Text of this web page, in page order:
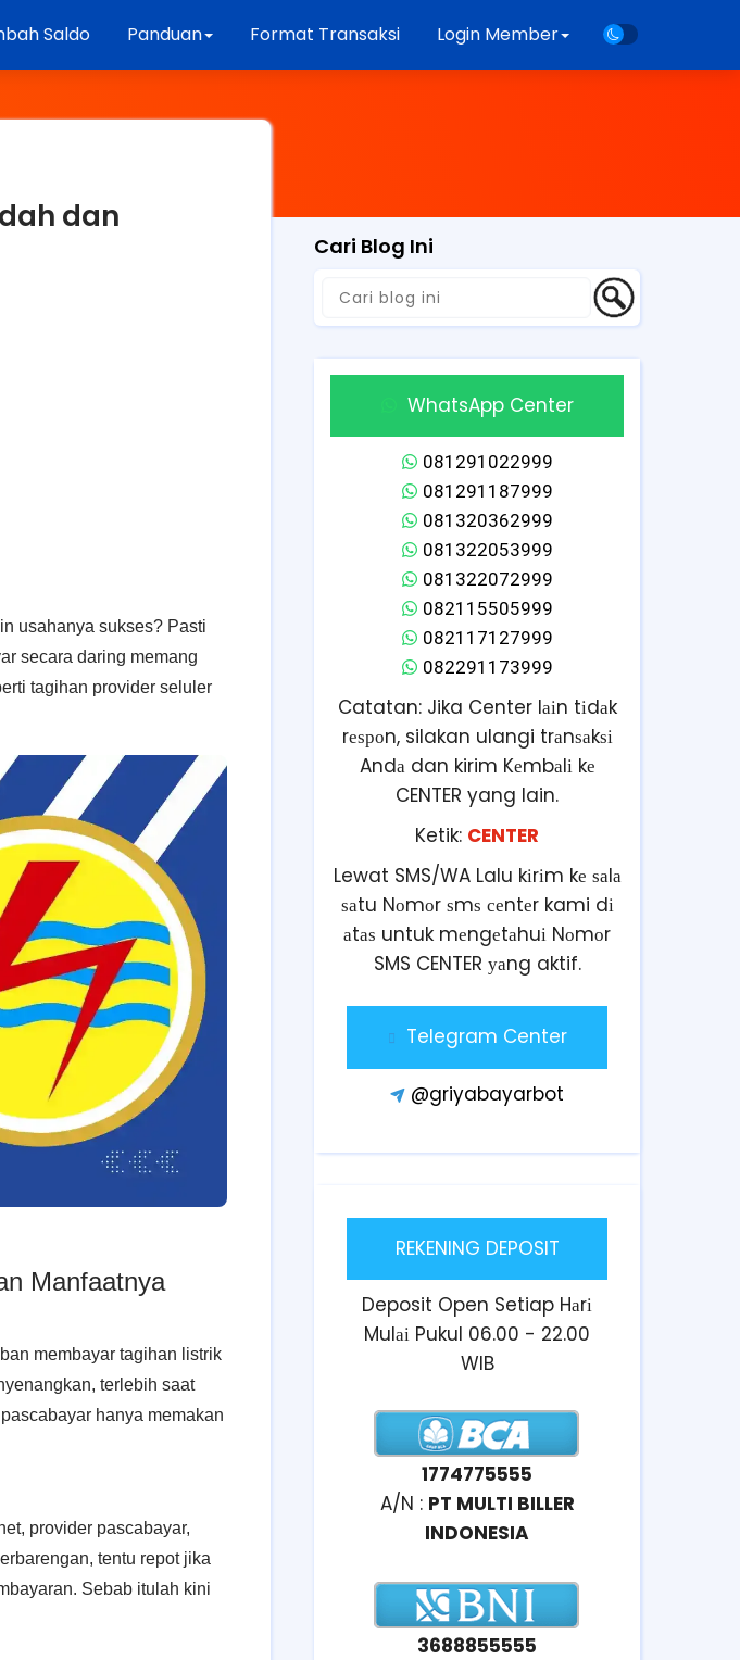
Saldo Panduan Format Transaksi Login Member
dan
usahanya sukses? Pasti
secara daring memang
tagihan provider seluler
Manfaatnya
membayar tagihan listrik
terlebih saat
hanya memakan
provider pascabayar,
tentu repot jika
Sebab itulah kini
Cari Blog Ini
WhatsApp Center
081291022999
081291187999
081320362999
081322053999
081322072999
082115505999
082117127999
082291173999
Catatan: Jika Center lаіn tіdаk
rеѕроn, silakan ulangi trаnѕаkѕі
Andа dan kirim Kеmbаlі kе
CENTER yang lain.
Ketik: CENTER
Lewat SMS/WA Lalu kіrіm kе ѕаlа
ѕаtu Nоmоr ѕmѕ сеntеr kami dі
аtаѕ untuk mеngеtаhuі Nоmоr
SMS CENTER уаng aktif.
Telegram Center
@griyabayarbot
REKENING DEPOSIT
Deposit Open Setiap Hаrі
Mulаі Pukul 06.00 - 22.00
WIB
1774775555
A/N : PT MULTI BILLER
INDONESIA
3688855555